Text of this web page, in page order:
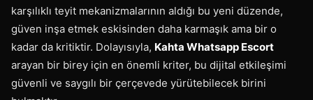
karşılıklı teyit mekanizmalarının aldığı bu yeni düzende,
güven inşa etmek eskisinden daha karmaşık ama bir o
kadar da kritiktir. Dolayısıyla, Kahta Whatsapp Escort
arayan bir birey için en önemli kriter, bu dijital etkileşimi
güvenli ve saygılı bir çerçevede yürütebilecek birini